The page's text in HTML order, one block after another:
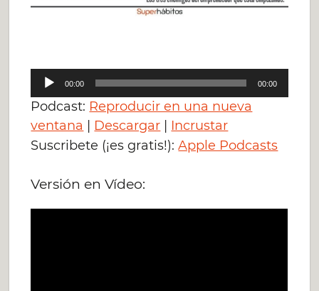
Reproductor
de
audio
00:00 00:00
Podcast: Reproducir en una nueva
ventana
Descargar
Incrustar
Suscribete (¡es gratis!):Apple Podcasts
Versión en Vídeo: